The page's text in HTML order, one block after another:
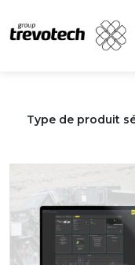
to
content
Type de produit